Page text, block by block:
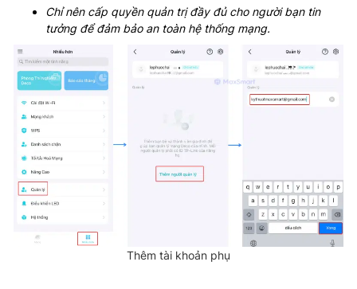
Chỉ nên cấp quyền quản trị đầy đủ cho người bạn tin
tưởng để đảm bảo an toàn hệ thống mạng.
Thêm tài khoản phụ